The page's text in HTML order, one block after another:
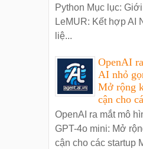
Python Mục lục:
LeMUR: Kết hợp AI
liệ...
OpenAI
AI nhỏ
Mở rộng
cận cho
OpenAI ra mắt mô
GPT-4o mini: Mở
cận cho các startup